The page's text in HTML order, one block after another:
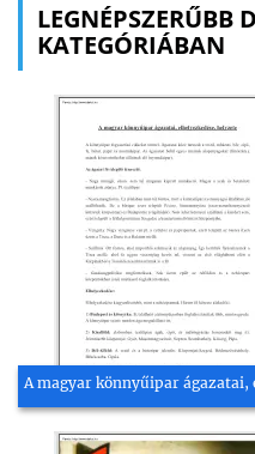
LEGNÉPSZERŰBB
KATEGÓRIÁBAN
A magyar könnyűipar ágazatai,